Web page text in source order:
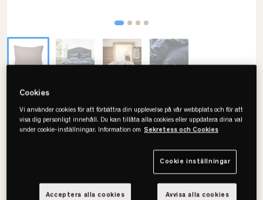
Lino Örngott
Cookies
Vi använder cookies för att förbättra din upplevelse på vår webbplats och för att
visa dig personligt innehåll. Du kan tillåta alla cookies eller uppdatera dina val
under cookie-inställningar. Information om Sekretess och Cookies
Cookie inställningar
Avvisa alla cookies
Acceptera alla cookies